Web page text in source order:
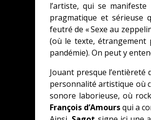
l’artiste, qui se
pragmatique et sérieuse
feutré de « Sexe au
(où le texte, étrangement
pandémie). On peut y
Jouant presque l’entièreté
personnalité artistique où
sonore laborieuse, où
François d’Amoursqui a